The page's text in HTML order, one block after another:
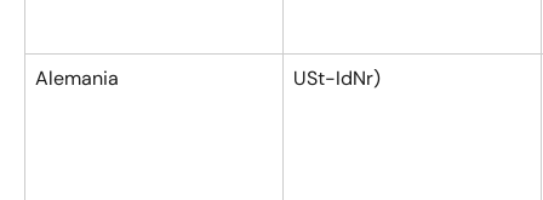
Alemania USt-IdNr)